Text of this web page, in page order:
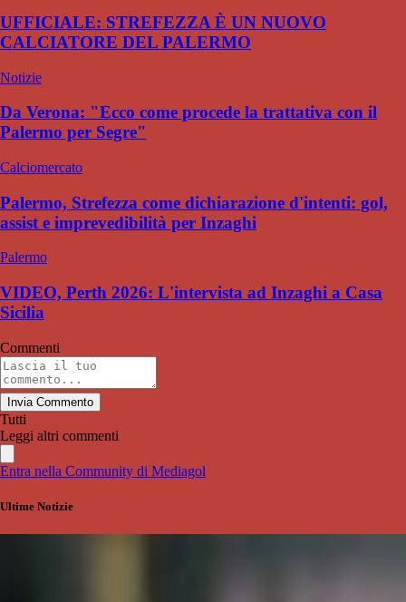
UFFICIALE: STREFEZZA È UN NUOVO
CALCIATORE DEL PALERMO
Notizie
Da Verona: "Ecco come procede la trattativa con il
Palermo per Segre"
Calciomercato
Palermo, Strefezza come dichiarazione d'intenti: gol,
assist e imprevedibilità per Inzaghi
Palermo
VIDEO, Perth 2026: L'intervista ad Inzaghi a Casa
Sicilia
Commenti
Invia Commento
Tutti
Leggi altri commenti
Entra nella Community di Mediagol
Ultime Notizie